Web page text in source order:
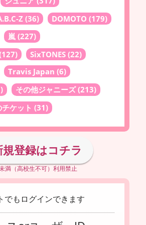
Z (36) DOMOTO (179)
嵐 (227)
SixTONES (22)
Travis Japan (6)
その他ジャニーズ(213)
ケット (31)
登録はコチラ
満（高校生不可）利用禁止
もログインできます